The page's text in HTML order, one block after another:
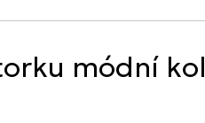
módní